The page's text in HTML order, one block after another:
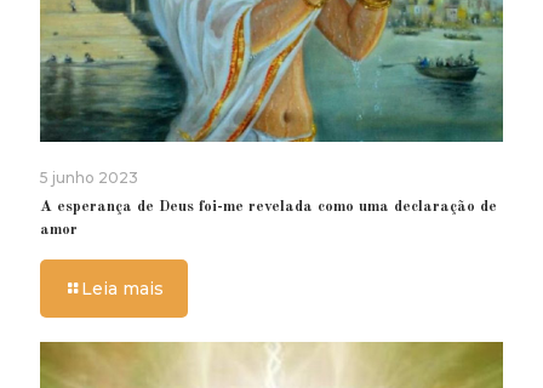
5 junho 2023
A esperança de Deus foi-me revelada como uma declaração de
amor
Leia mais